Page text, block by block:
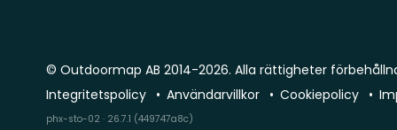
© Outdoormap AB 2014-2026. Alla rättigheter
Integritetspolicy
Användarvillkor Cookiepolicy
phx-sto-02 · 26.7.1 (449747a8c)